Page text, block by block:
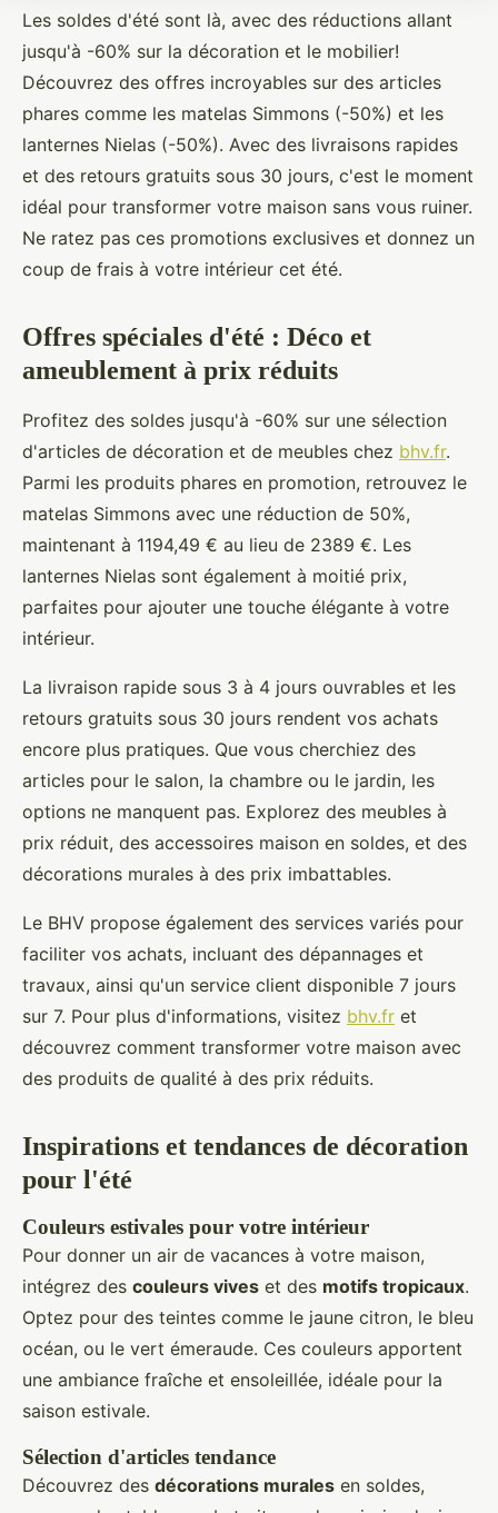
Les soldes d'été sont là, avec des réductions allant
jusqu'à -60% sur la décoration et le mobilier!
Découvrez des offres incroyables sur des articles
phares comme les matelas Simmons (-50%) et les
lanternes Nielas (-50%). Avec des livraisons rapides
et des retours gratuits sous 30 jours, c'est le moment
idéal pour transformer votre maison sans vous ruiner.
Ne ratez pas ces promotions exclusives et donnez un
coup de frais à votre intérieur cet été.
Offres spéciales d'été : Déco et
ameublement à prix réduits
Profitez des soldes jusqu'à -60% sur une sélection
d'articles de décoration et de meubles chez bhv.fr.
Parmi les produits phares en promotion, retrouvez le
matelas Simmons avec une réduction de 50%,
maintenant à 1194,49 € au lieu de 2389 €. Les
lanternes Nielas sont également à moitié prix,
parfaites pour ajouter une touche élégante à votre
intérieur.
La livraison rapide sous 3 à 4 jours ouvrables et les
retours gratuits sous 30 jours rendent vos achats
encore plus pratiques. Que vous cherchiez des
articles pour le salon, la chambre ou le jardin, les
options ne manquent pas. Explorez des meubles à
prix réduit, des accessoires maison en soldes, et des
décorations murales à des prix imbattables.
Le BHV propose également des services variés pour
faciliter vos achats, incluant des dépannages et
travaux, ainsi qu'un service client disponible 7 jours
sur 7. Pour plus d'informations, visitez bhv.fr et
découvrez comment transformer votre maison avec
des produits de qualité à des prix réduits.
Inspirations et tendances de décoration
pour l'été
Couleurs estivales pour votre intérieur
Pour donner un air de vacances à votre maison,
intégrez des couleurs vives et des motifs tropicaux.
Optez pour des teintes comme le jaune citron, le bleu
océan, ou le vert émeraude. Ces couleurs apportent
une ambiance fraîche et ensoleillée, idéale pour la
saison estivale.
Sélection d'articles tendance
Découvrez des décorations murales en soldes,